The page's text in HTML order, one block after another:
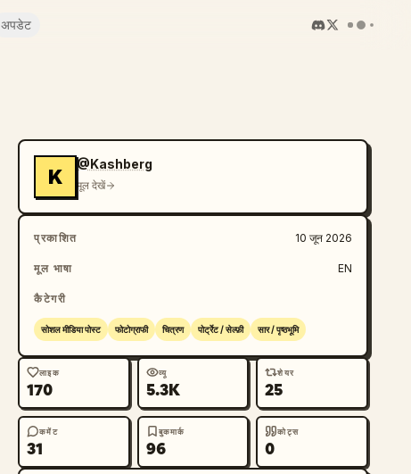
अपडेट
K
@Kashberg
मूल देखें
प्रकाशित 10 जून 2026
मूल भाषा EN
कैटेगरी
सोशल मीडिया पोस्ट फोटोग्राफी चित्रण पोर्ट्रेट / सेल्फ़ी सार / पृष्ठभूमि
लाइक
170
व्यू
5.3K
शेयर
25
कमेंट
31
बुकमार्क
96
कोट्स
0